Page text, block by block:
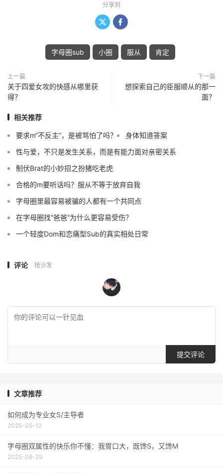
分享到
 
字母圈sub 小圈 服从 肯定
上一篇
关于四爱女攻的快感从哪里获
得？
下一篇
想探索自己的臣服顺从的那一
面？
相关推荐
要求m“不反主”，是被骂怕了吗？
身体知道答案
性与爱，不只是发生关系，而是有能力面对亲密关系
制伏Brat的小妙招之扮猪吃老虎
合格的m要听话吗？服从不等于放弃自我
字母圈里最容易被骗的人都有一个共同点
在字母圈找“爸爸”为什么更容易受伤？
一个轻度Dom和恋痛型Sub的真实相处日常
评论 抢沙发
提交评论
文章推荐
如何成为专业女S/主导者
2025-05-12
字母圈双属性的快乐你不懂：我胃口大，既馋S，又馋M
2025-08-29